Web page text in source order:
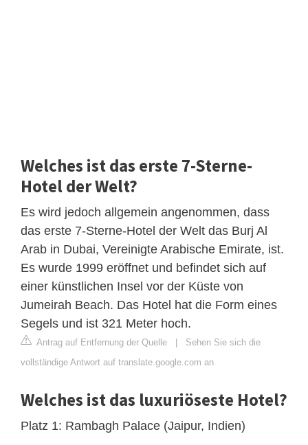
Welches ist das erste 7-Sterne-
Hotel der Welt?
Es wird jedoch allgemein angenommen, dass
das erste 7-Sterne-Hotel der Welt das Burj Al
Arab in Dubai, Vereinigte Arabische Emirate, ist.
Es wurde 1999 eröffnet und befindet sich auf
einer künstlichen Insel vor der Küste von
Jumeirah Beach. Das Hotel hat die Form eines
Segels und ist 321 Meter hoch.
Antrag auf Entfernung der Quelle | Sehen Sie sich die
vollständige Antwort auf translate.google.com an
Welches ist das luxuriöseste Hotel?
Platz 1: Rambagh Palace (Jaipur, Indien)